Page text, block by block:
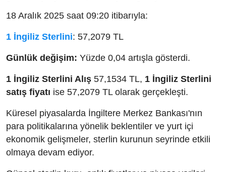
18 Aralık 2025 saat 09:20 itibarıyla:
1 İngiliz Sterlini: 57,2079 TL
Günlük değişim: Yüzde 0,04 artışla gösterdi.
1 İngiliz Sterlini Alış 57,1534 TL, 1 İngiliz Sterlini
satış fiyatı ise 57,2079 TL olarak gerçekleşti.
Küresel piyasalarda İngiltere Merkez Bankası'nın
para politikalarına yönelik beklentiler ve yurt içi
ekonomik gelişmeler, sterlin kurunun seyrinde etkili
olmaya devam ediyor.